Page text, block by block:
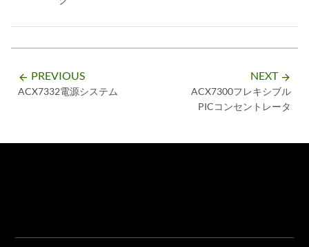
arrow_backward PREVIOUS
ACX7332電源システム
NEXT arrow_forward
ACX7300フレキシブル
PICコンセントレータ